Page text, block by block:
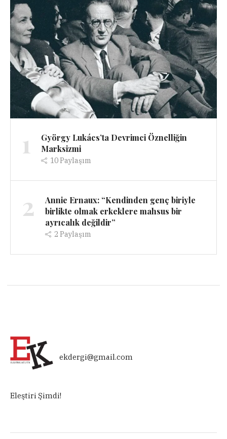
1
György Lukács’ta Devrimci Öznelliğin
Marksizmi
10Paylaşım
2
Annie Ernaux: “Kendinden genç biriyle
birlikte olmak erkeklere mahsus bir
ayrıcalık değildir”
2 Paylaşım
ekdergi@gmail.com
Eleştiri Şimdi!